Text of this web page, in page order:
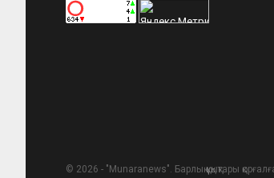
© 2026 - "Munaranews". Барлық құқықтары